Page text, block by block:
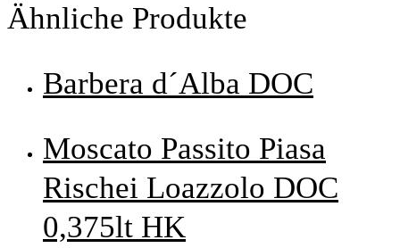
Ähnliche Produkte
Barbera d´Alba DOC
Moscato Passito Piasa
Rischei Loazzolo DOC
0,375lt HK